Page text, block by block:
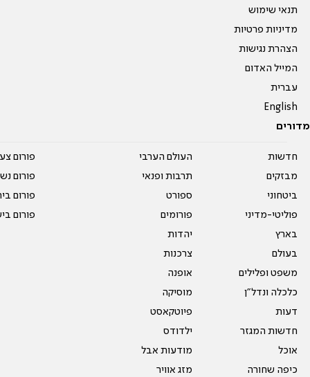
תנאי שימוש
מדיניות פרטיות
הצהרת נגישות
המייל האדום
עברית
English
מדורים
חדשות
מבזקים
ביטחוני
פוליטי-מדיני
בארץ
בעולם
משפט ופלילים
כלכלה ונדל"ן
דעות
חדשות המגזר
אוכל
כיפה שחורה
העולם הערבי
תרבות ופנאי
ספורט
פורומים
יהדות
צרכנות
אופנה
מוסיקה
פיוטקאסט
ילדודס
מודעות אבל
מזג אוויר
פורום
פורום
פורום
פורום